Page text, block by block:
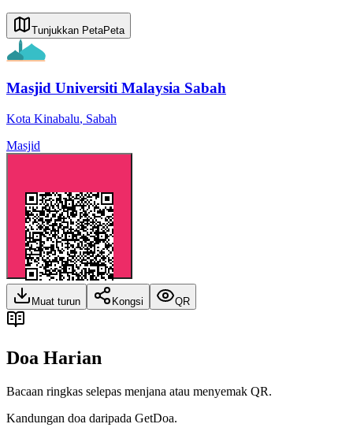
Tunjukkan PetaPeta
Masjid Universiti Malaysia Sabah
Kota Kinabalu, Sabah
Masjid
Muat turun Kongsi QR
Doa Harian
Bacaan ringkas selepas menjana atau menyemak QR.
Kandungan doa daripada GetDoa.